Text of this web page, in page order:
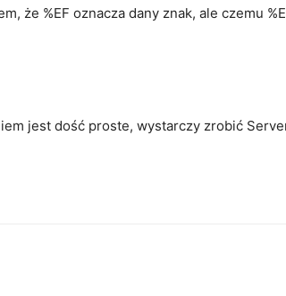
że %EF oznacza dany znak, ale czemu
jest dość proste, wystarczy zrobić